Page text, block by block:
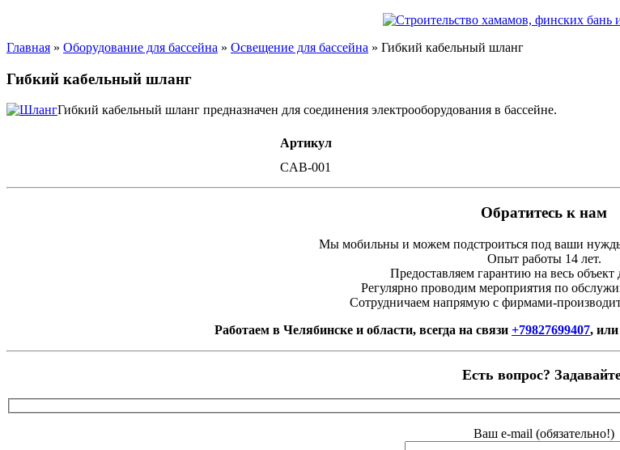
Главная » Оборудование для бассейна » Освещение для бассейна » Гибкий кабельный шланг
Гибкий кабельный шланг
Гибкий кабельный шланг предназначен для соединения электрооборудования в бассейне.
Артикул
CAB-001
Обратитесь к нам
Мы мобильны и можем подстроиться под ваши
Опыт работы 14 лет.
Предоставляем гарантию на весь объект
Регулярно проводим мероприятия по
Сотрудничаем напрямую с фирмами-
Работаем в Челябинске и области, всегда на связи +79827699407,
Есть вопрос?
Ваш e-mail (обязательно!)